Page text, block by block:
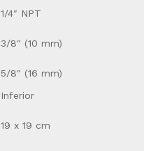
1/4″ NPT
3/8″ (10 mm)
5/8″ (16 mm)
Inferior
19 x 19 cm